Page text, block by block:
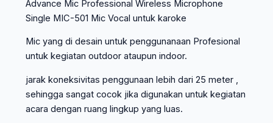
Advance Mic Professional Wireless Microphone
Single MIC-501 Mic Vocal untuk karoke
Mic yang di desain untuk penggunanaan Profesional
untuk kegiatan outdoor ataupun indoor.
jarak koneksivitas penggunaan lebih dari 25 meter ,
sehingga sangat cocok jika digunakan untuk kegiatan
acara dengan ruang lingkup yang luas.